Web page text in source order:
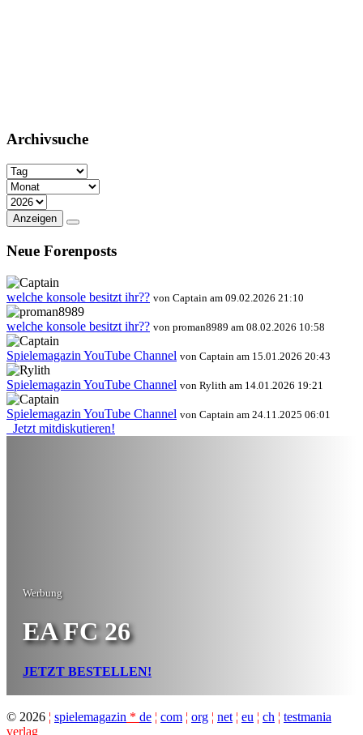
Archivsuche
Anzeigen
Neue Forenposts
welche konsole besitzt ihr?? von Captain am 09.02.2026 21:10
welche konsole besitzt ihr?? von proman8989 am 08.02.2026 10:58
Spielemagazin YouTube Channel von Captain am 15.01.2026 20:43
Spielemagazin YouTube Channel von Rylith am 14.01.2026 19:21
Spielemagazin YouTube Channel von Captain am 24.11.2025 06:01
Jetzt mitdiskutieren!
Werbung
EA FC 26
JETZT BESTELLEN!
© 2026 ¦ spielemagazin * de ¦ com ¦ org ¦ net ¦ eu ¦ ch ¦ testmania
verlag